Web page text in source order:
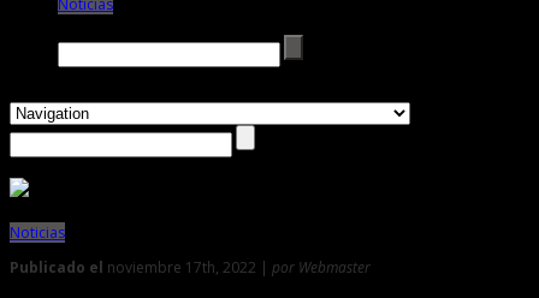
Noticias
Noticias
Publicado el noviembre 17th, 2022 | por Webmaster